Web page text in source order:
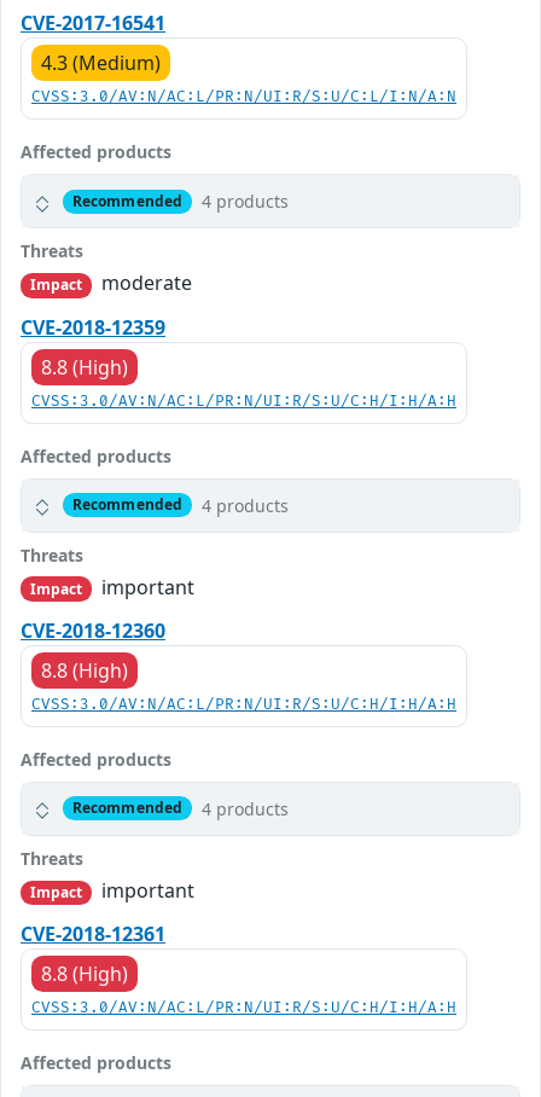
CVE-2017-16541
4.3 (Medium)
CVSS:3.0/AV:N/AC:L/PR:N/UI:R/S:U/C:L/I:N/A:N
Affected products
Recommended 4 products
Threats
Impact
moderate
CVE-2018-12359
8.8 (High)
CVSS:3.0/AV:N/AC:L/PR:N/UI:R/S:U/C:H/I:H/A:H
Affected products
Recommended 4 products
Threats
Impact
important
CVE-2018-12360
8.8 (High)
CVSS:3.0/AV:N/AC:L/PR:N/UI:R/S:U/C:H/I:H/A:H
Affected products
Recommended 4 products
Threats
Impact
important
CVE-2018-12361
8.8 (High)
CVSS:3.0/AV:N/AC:L/PR:N/UI:R/S:U/C:H/I:H/A:H
Affected products